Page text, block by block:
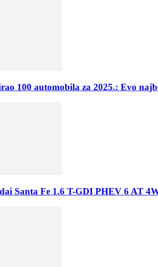
100 automobila za 2025.: Evo
Santa Fe 1.6 T-GDI PHEV 6 AT